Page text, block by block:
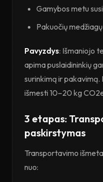
Gamybos metu
Pakuočių
Pavyzdys: Išmaniojo
apima puslaidininkių
surinkimą ir pakavimą.
išmesti 10–20 kg
3 etapas:
paskirstymas
Transportavimo
nuo: